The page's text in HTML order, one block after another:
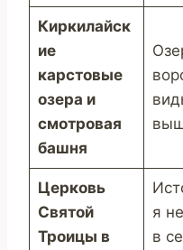
Киркилайск
ие
карстовые
озера и
смотровая
башня
Церковь
Святой
Троицы в
я
в